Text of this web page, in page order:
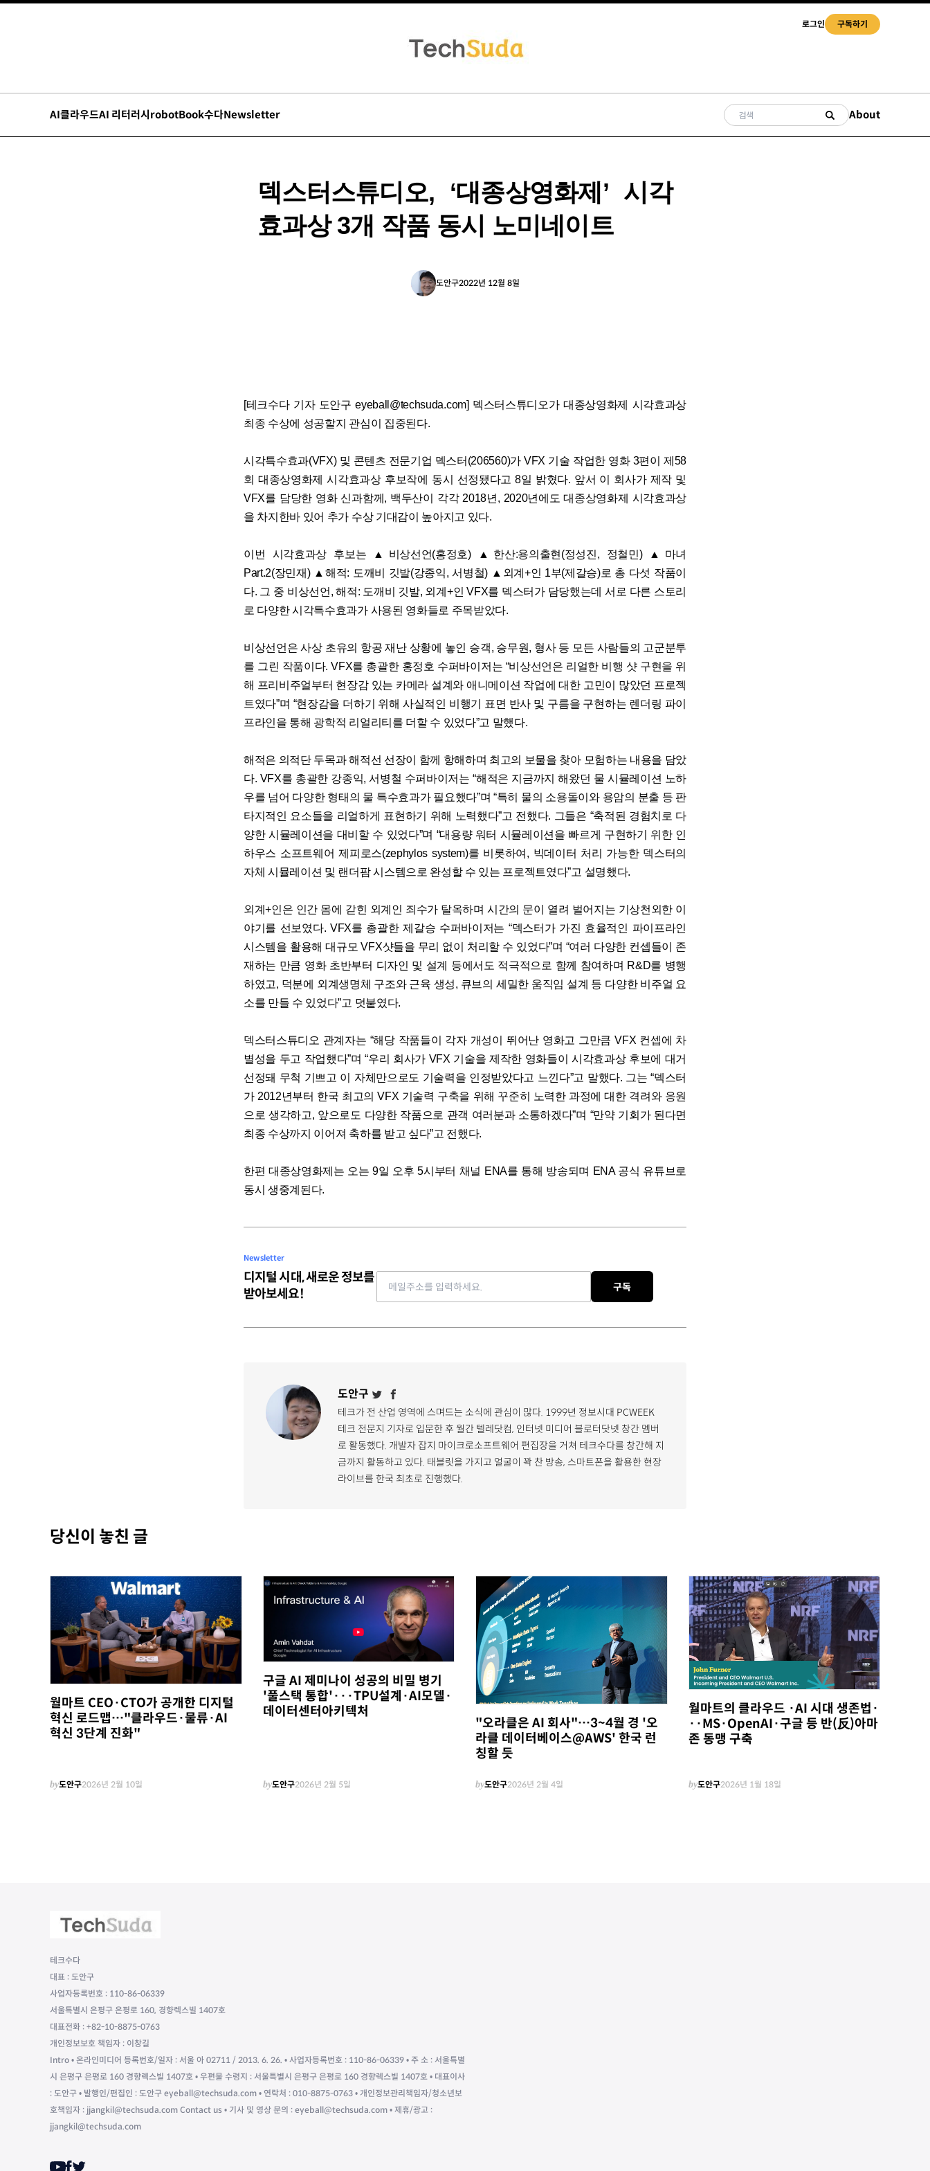
로그인 구독하기
AI클라우드AI 리터러시robotBook수다Newsletter About
덱스터스튜디오, ‘대종상영화제’ 시각
효과상 3개 작품 동시 노미네이트
도안구2022년 12월 8일
[테크수다 기자 도안구 eyeball@techsuda.com] 덱스터스튜디오가 대종상영화제 시각효과상
최종 수상에 성공할지 관심이 집중된다.
시각특수효과(VFX) 및 콘텐츠 전문기업 덱스터(206560)가 VFX 기술 작업한 영화 3편이 제58
회 대종상영화제 시각효과상 후보작에 동시 선정됐다고 8일 밝혔다. 앞서 이 회사가 제작 및
VFX를 담당한 영화 신과함께, 백두산이 각각 2018년, 2020년에도 대종상영화제 시각효과상
을 차지한바 있어 추가 수상 기대감이 높아지고 있다.
이번 시각효과상 후보는 ▲비상선언(홍정호) ▲한산:용의출현(정성진, 정철민) ▲마녀
Part.2(장민재) ▲해적: 도깨비 깃발(강종익, 서병철) ▲외계+인 1부(제갈승)로 총 다섯 작품이
다. 그 중 비상선언, 해적: 도깨비 깃발, 외계+인 VFX를 덱스터가 담당했는데 서로 다른 스토리
로 다양한 시각특수효과가 사용된 영화들로 주목받았다.
비상선언은 사상 초유의 항공 재난 상황에 놓인 승객, 승무원, 형사 등 모든 사람들의 고군분투
를 그린 작품이다. VFX를 총괄한 홍정호 수퍼바이저는 “비상선언은 리얼한 비행 샷 구현을 위
해 프리비주얼부터 현장감 있는 카메라 설계와 애니메이션 작업에 대한 고민이 많았던 프로젝
트였다”며 “현장감을 더하기 위해 사실적인 비행기 표면 반사 및 구름을 구현하는 렌더링 파이
프라인을 통해 광학적 리얼리티를 더할 수 있었다”고 말했다.
해적은 의적단 두목과 해적선 선장이 함께 항해하며 최고의 보물을 찾아 모험하는 내용을 담았
다. VFX를 총괄한 강종익, 서병철 수퍼바이저는 “해적은 지금까지 해왔던 물 시뮬레이션 노하
우를 넘어 다양한 형태의 물 특수효과가 필요했다”며 “특히 물의 소용돌이와 용암의 분출 등 판
타지적인 요소들을 리얼하게 표현하기 위해 노력했다”고 전했다. 그들은 “축적된 경험치로 다
양한 시뮬레이션을 대비할 수 있었다”며 “대용량 워터 시뮬레이션을 빠르게 구현하기 위한 인
하우스 소프트웨어 제피로스(zephylos system)를 비롯하여, 빅데이터 처리 가능한 덱스터의
자체 시뮬레이션 및 랜더팜 시스템으로 완성할 수 있는 프로젝트였다”고 설명했다.
외계+인은 인간 몸에 갇힌 외계인 죄수가 탈옥하며 시간의 문이 열려 벌어지는 기상천외한 이
야기를 선보였다. VFX를 총괄한 제갈승 수퍼바이저는 “덱스터가 가진 효율적인 파이프라인
시스템을 활용해 대규모 VFX샷들을 무리 없이 처리할 수 있었다”며 “여러 다양한 컨셉들이 존
재하는 만큼 영화 초반부터 디자인 및 설계 등에서도 적극적으로 함께 참여하며 R&D를 병행
하였고, 덕분에 외계생명체 구조와 근육 생성, 큐브의 세밀한 움직임 설계 등 다양한 비주얼 요
소를 만들 수 있었다”고 덧붙였다.
덱스터스튜디오 관계자는 “해당 작품들이 각자 개성이 뛰어난 영화고 그만큼 VFX 컨셉에 차
별성을 두고 작업했다”며 “우리 회사가 VFX 기술을 제작한 영화들이 시각효과상 후보에 대거
선정돼 무척 기쁘고 이 자체만으로도 기술력을 인정받았다고 느낀다”고 말했다. 그는 “덱스터
가 2012년부터 한국 최고의 VFX 기술력 구축을 위해 꾸준히 노력한 과정에 대한 격려와 응원
으로 생각하고, 앞으로도 다양한 작품으로 관객 여러분과 소통하겠다”며 “만약 기회가 된다면
최종 수상까지 이어져 축하를 받고 싶다”고 전했다.
한편 대종상영화제는 오는 9일 오후 5시부터 채널 ENA를 통해 방송되며 ENA 공식 유튜브로
동시 생중계된다.
Newsletter
디지털 시대, 새로운 정보를
받아보세요!
구독
도안구
테크가 전 산업 영역에 스며드는 소식에 관심이 많다. 1999년 정보시대 PCWEEK
테크 전문지 기자로 입문한 후 월간 텔레닷컴, 인터넷 미디어 블로터닷넷 창간 멤버
로 활동했다. 개발자 잡지 마이크로소프트웨어 편집장을 거쳐 테크수다를 창간해 지
금까지 활동하고 있다. 태블릿을 가지고 얼굴이 꽉 찬 방송, 스마트폰을 활용한 현장
라이브를 한국 최초로 진행했다.
당신이 놓친 글
월마트 CEO·CTO가 공개한 디지털
혁신 로드맵…"클라우드·물류·AI
혁신 3단계 진화"
by도안구2026년 2월 10일
구글 AI 제미나이 성공의 비밀 병기
'풀스택 통합'···TPU설계·AI모델·
데이터센터아키텍처
by도안구2026년 2월 5일
"오라클은 AI 회사"…3~4월 경 '오
라클 데이터베이스@AWS' 한국 런
칭할 듯
by도안구2026년 2월 4일
월마트의 클라우드 ·AI 시대 생존법·
··MS·OpenAI·구글 등 반(反)아마
존 동맹 구축
by도안구2026년 1월 18일
테크수다
대표 : 도안구
사업자등록번호 : 110-86-06339
서울특별시 은평구 은평로 160, 경향렉스빌 1407호
대표전화 : +82-10-8875-0763
개인정보보호 책임자 : 이창길
Intro • 온라인미디어 등록번호/일자 : 서울 아 02711 / 2013. 6. 26. • 사업자등록번호 : 110-86-06339 • 주 소 : 서울특별
시 은평구 은평로 160 경향렉스빌 1407호 • 우편물 수령지 : 서울특별시 은평구 은평로 160 경향렉스빌 1407호 • 대표이사
: 도안구 • 발행인/편집인 : 도안구 eyeball@techsuda.com • 연락처 : 010-8875-0763 • 개인정보관리책임자/청소년보
호책임자 : jjangkil@techsuda.com Contact us • 기사 및 영상 문의 : eyeball@techsuda.com • 제휴/광고 :
jjangkil@techsuda.com